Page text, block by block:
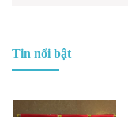
Tin nổi bật